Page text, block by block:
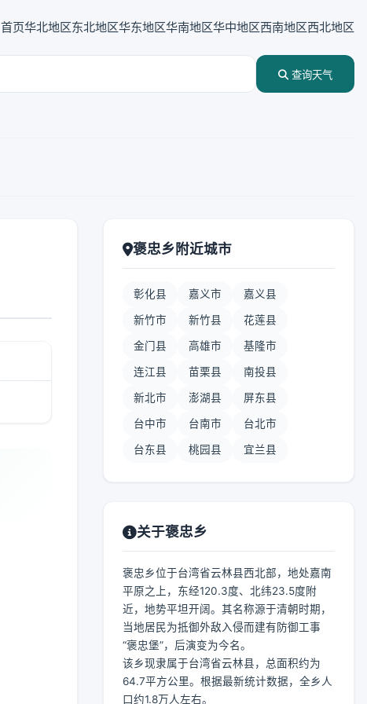
首页华北地区东北地区华东地区华南地区华中地区西南地区西北地区
查询天气
褒忠乡附近城市
彰化县 嘉义市 嘉义县
新竹市 新竹县 花莲县
金门县 高雄市 基隆市
连江县 苗栗县 南投县
新北市 澎湖县 屏东县
台中市 台南市 台北市
台东县 桃园县 宜兰县
关于褒忠乡
褒忠乡位于台湾省云林县西北部，地处嘉南
平原之上，东经120.3度、北纬23.5度附
近，地势平坦开阔。其名称源于清朝时期，
当地居民为抵御外敌入侵而建有防御工事
“褒忠堡”，后演变为今名。
该乡现隶属于台湾省云林县，总面积约为
64.7平方公里。根据最新统计数据，全乡人
口约1.8万人左右。